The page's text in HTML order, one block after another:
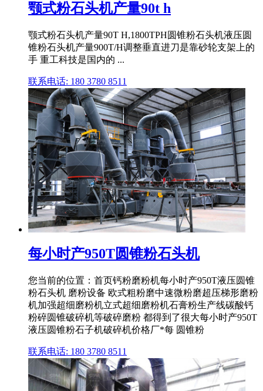
颚式粉石头机产量90t h
颚式粉石头机产量90T H,1800TPH圆锥粉石头机液压圆
锥粉石头机产量900T/H调整垂直进刀是靠砂轮支架上的
手 重工科技是国内的 ...
联系电话: 180 3780 8511
每小时产950T圆锥粉石头机
您当前的位置：首页钙粉磨粉机每小时产950T液压圆锥
粉石头机 磨粉设备 欧式粗粉磨中速微粉磨超压梯形磨粉
机加强超细磨粉机立式超细磨粉机石膏粉生产线碳酸钙
粉碎圆锥破碎机等破碎磨粉 都得到了很大每小时产950T
液压圆锥粉石子机破碎机价格厂*每 圆锥粉
联系电话: 180 3780 8511